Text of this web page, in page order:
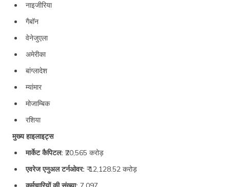
नाइजीरिया
गैबॉन
वेनेजुएला
अमेरीका
बांग्लादेश
म्यांमार
मोजाम्बिक
रशिया
मुख्य हाइलाइट्स
मार्केट कैपिटल: ₹20,565 करोड़
एवरेज एनुअल टर्नओवर: ₹ 12,128.52 करोड़